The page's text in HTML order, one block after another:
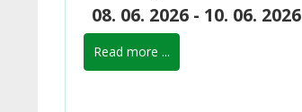
08. 06. 2026 - 10. 06. 2026
Read more ...